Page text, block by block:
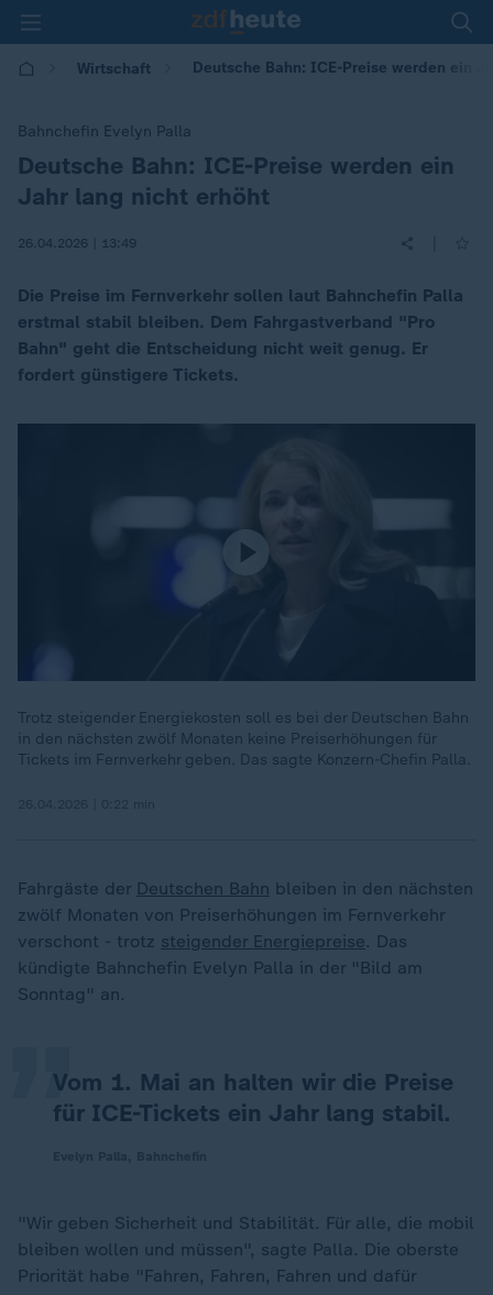
Wirtschaft Deutsche Bahn: ICE-Preise werden ein
Bahnchefin Evelyn Palla
:Deutsche Bahn: ICE-Preise werden ein
Jahr lang nicht erhöht
26.04.2026 | 13:49
Die Preise im Fernverkehr sollen laut Bahnchefin Palla
erstmal stabil bleiben. Dem Fahrgastverband "Pro
Bahn" geht die Entscheidung nicht weit genug. Er
fordert günstigere Tickets.
Trotz steigender Energiekosten soll es bei der Deutschen Bahn
in den nächsten zwölf Monaten keine Preiserhöhungen für
Tickets im Fernverkehr geben. Das sagte Konzern-Chefin Palla.
Fahrgäste der Deutschen Bahn bleiben in den nächsten
zwölf Monaten von Preiserhöhungen im Fernverkehr
verschont - trotz steigender Energiepreise. Das
kündigte Bahnchefin Evelyn Palla in der "Bild am
Sonntag" an.
Vom 1. Mai an halten wir die Preise
für ICE-Tickets ein Jahr lang stabil.
„
"Wir geben Sicherheit und Stabilität. Für alle, die mobil
bleiben wollen und müssen", sagte Palla. Die oberste
Priorität habe "Fahren, Fahren, Fahren und dafür